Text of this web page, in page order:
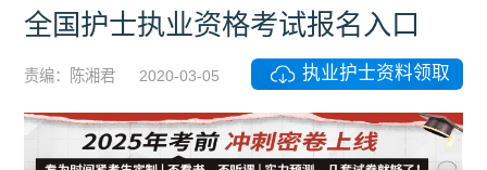
全国护士执业资格考试报名入口
责编：陈湘君 2020-03-05 执业护士资料领取